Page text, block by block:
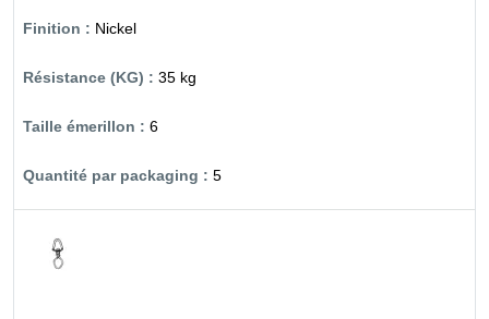
Nickel
35 kg
6
5